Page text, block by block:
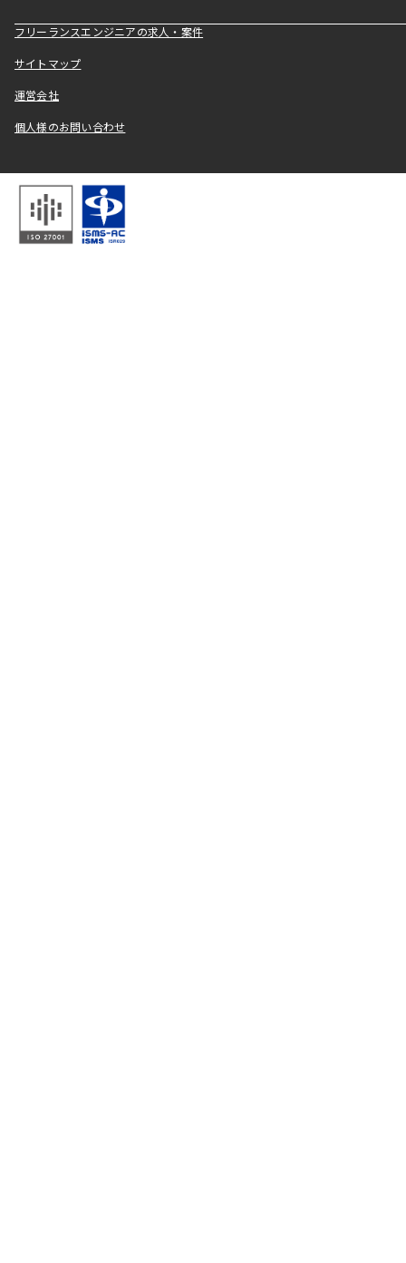
フリーランスエンジニアの求人・案件
サイトマップ
運営会社
個人様のお問い合わせ